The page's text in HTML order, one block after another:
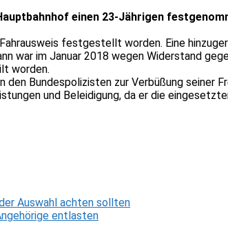
einen 23-Jährigen
festgestellt worden. Eine
war im Januar 2018 wegen Widerstand
worden.
Bundespolizisten zur Verbüßung seiner
und Beleidigung, da er die
Auswahl achten sollten
entlasten